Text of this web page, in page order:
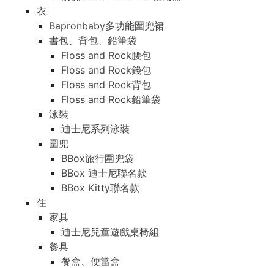
衣
Bapronbaby多功能圍兜裙
書包、背包、鉛筆袋
Floss and Rock腰包
Floss and Rock錢包
Floss and Rock背包
Floss and Rock鉛筆袋
泳裝
迪士尼系列泳裝
圍兜
BBox旅行圍兜袋
BBox 迪士尼聯名款
BBox Kitty聯名款
住
家具
迪士尼兒童遊戲桌椅組
餐具
餐盒、便當盒